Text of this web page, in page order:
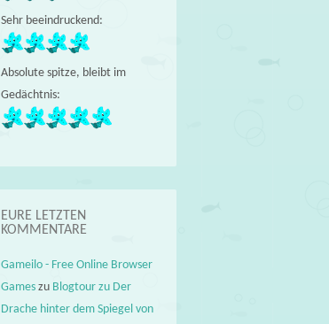
Sehr beeindruckend:
Absolute spitze, bleibt im
Gedächtnis:
EURE LETZTEN
KOMMENTARE
Gameilo - Free Online Browser
Games zu Blogtour zu Der
Drache hinter dem Spiegel von